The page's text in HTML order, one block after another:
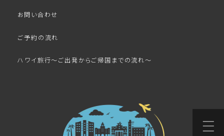
お問い合わせ
ご予約の流れ
ハワイ旅行～ご出発からご帰国までの流れ～